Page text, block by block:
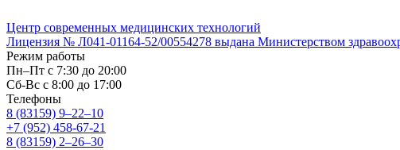
Центр современных медицинских технологий
Лицензия № Л041-01164-52/00554278 выдана Министерством
Режим работы
Пн–Пт с 7:30 до 20:00
Cб-Вс с 8:00 до 17:00
Телефоны
8 (83159) 9–22–10
+7 (952) 458-67-21
8 (83159) 2–26–30